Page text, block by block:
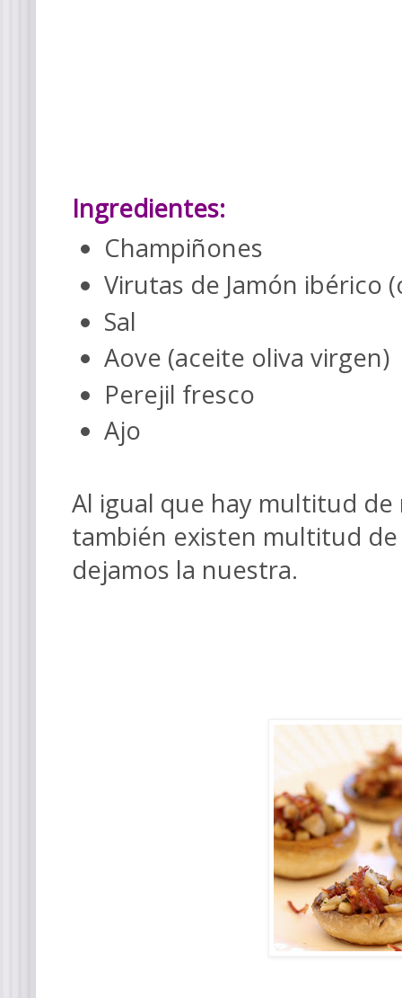
Ingredientes:
Champiñones
Virutas de Jamón ibérico
Sal
Aove (aceite oliva virgen)
Perejil fresco
Ajo
Al igual que hay multitud
también existen multitud
dejamos la nuestra.